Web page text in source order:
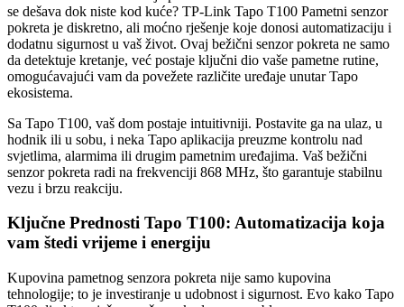
se dešava dok niste kod kuće? TP-Link Tapo T100 Pametni senzor
pokreta je diskretno, ali moćno rješenje koje donosi automatizaciju i
dodatnu sigurnost u vaš život. Ovaj bežični senzor pokreta ne samo
da detektuje kretanje, već postaje ključni dio vaše pametne rutine,
omogućavajući vam da povežete različite uređaje unutar Tapo
ekosistema.
Sa Tapo T100, vaš dom postaje intuitivniji. Postavite ga na ulaz, u
hodnik ili u sobu, i neka Tapo aplikacija preuzme kontrolu nad
svjetlima, alarmima ili drugim pametnim uređajima. Vaš bežični
senzor pokreta radi na frekvenciji 868 MHz, što garantuje stabilnu
vezu i brzu reakciju.
Ključne Prednosti Tapo T100: Automatizacija koja
vam štedi vrijeme i energiju
Kupovina pametnog senzora pokreta nije samo kupovina
tehnologije; to je investiranje u udobnost i sigurnost. Evo kako Tapo